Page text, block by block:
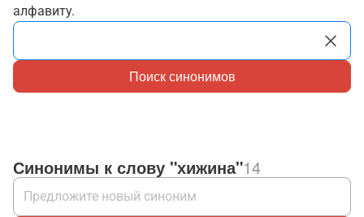
алфавиту.
Поиск синонимов
Синонимы к слову "хижина"14